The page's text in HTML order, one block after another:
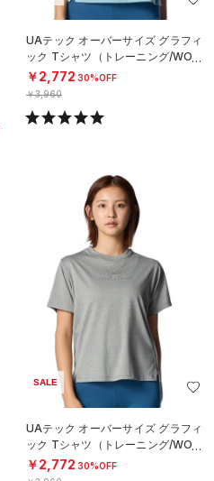
UAテック オーバーサイズ グラフィ
ック Tシャツ（トレーニング/WOM
EN）
￥2,772 30%OFF
￥3,960
SALE
UAテック オーバーサイズ グラフィ
ック Tシャツ（トレーニング/WOM
EN）
￥2,772 30%OFF